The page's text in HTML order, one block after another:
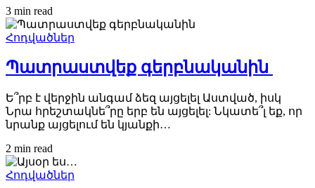
3 min read
Հոդվածներ
Պատրաստվեք գերբնականին
Ե՞րբ է վերջին անգամ ձեզ այցելել Աստված, իսկ
Նրա հրեշտակնե՞րը երբ են այցելել: Նկատե՞լ եք, որ
նրանք այցելում են կյանքի…
2 min read
Հոդվածներ